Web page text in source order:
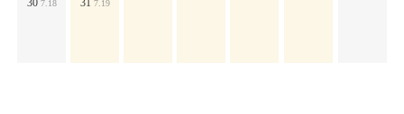
30 7.18 31 7.19